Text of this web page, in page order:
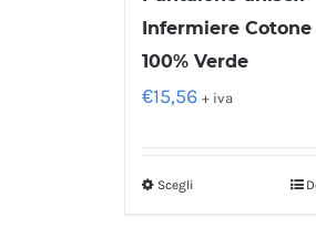
Infermiere Cotone
100% Verde
€15,56 + iva
Scegli